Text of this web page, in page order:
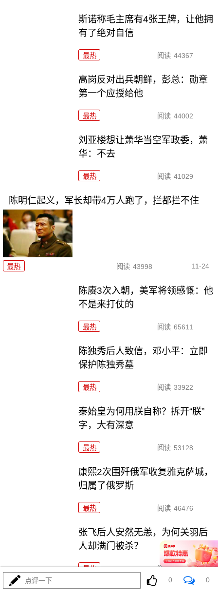
斯诺称毛主席有4张王牌，让他拥
有了绝对自信
最热 阅读 44367
高岗反对出兵朝鲜，彭总：勋章
第一个应授给他
最热 阅读 44002
刘亚楼想让萧华当空军政委，萧
华：不去
最热 阅读 41029
陈明仁起义，军长却带4万人跑了，拦都拦不住
最热 阅读 43998 11-24
陈赓3次入朝，美军将领感慨：他
不是来打仗的
最热 阅读 65611
陈独秀后人致信，邓小平：立即
保护陈独秀墓
最热 阅读 33922
秦始皇为何用朕自称？拆开“朕”
字，大有深意
最热 阅读 53128
康熙2次围歼俄军收复雅克萨城，
归属了俄罗斯
最热 阅读 46476
张飞后人安然无恙，为何关羽后
人却满门被杀？
最热 阅读 38551
点评一下 0 0